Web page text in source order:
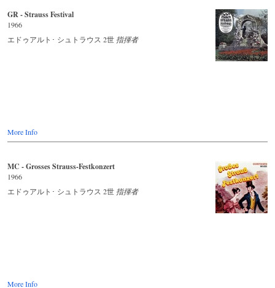
GR - Strauss Festival
1966
エドゥアルト･ シュトラウス 2世 指揮者
More Info
MC - Grosses Strauss-Festkonzert
1966
エドゥアルト･ シュトラウス 2世 指揮者
More Info